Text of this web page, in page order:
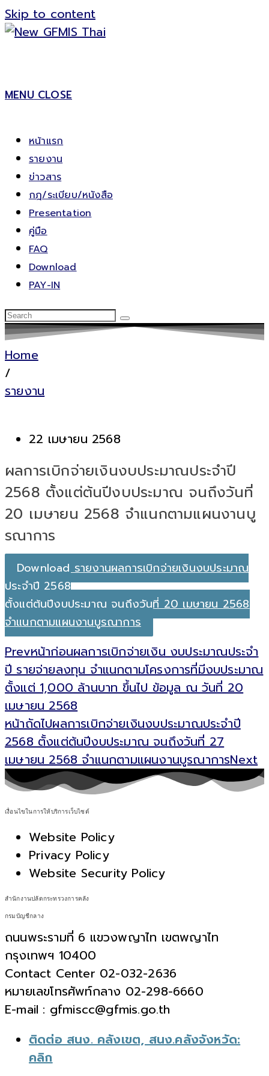
Skip to content
MENU CLOSE
หน้าแรก
รายงาน
ข่าวสาร
กฎ/ระเบียบ/หนังสือ
Presentation
คู่มือ
FAQ
Download
PAY-IN
Home
/
รายงาน
22 เมษายน 2568
ผลการเบิกจ่ายเงินงบประมาณประจำปี
2568 ตั้งแต่ต้นปีงบประมาณ จนถึงวันที่
20 เมษายน 2568 จำแนกตามแผนงานบู
รณาการ
Download รายงานผลการเบิกจ่ายเงินงบประมาณ
ประจำปี 2568
ตั้งแต่ต้นปีงบประมาณ จนถึงวันที่ 20 เมษายน 2568
จำแนกตามแผนงานบูรณาการ
Prevหน้าก่อนผลการเบิกจ่ายเงิน งบประมาณประจำ
ปี รายจ่ายลงทุน จำแนกตามโครงการที่มีงบประมาณ
ตั้งแต่ 1,000 ล้านบาท ขึ้นไป ข้อมูล ณ วันที่ 20
เมษายน 2568
หน้าถัดไปผลการเบิกจ่ายเงินงบประมาณประจำปี
2568 ตั้งแต่ต้นปีงบประมาณ จนถึงวันที่ 27
เมษายน 2568 จำแนกตามแผนงานบูรณาการNext
เงื่อนไขในการให้บริการเว็บไซต์
Website Policy
Privacy Policy
Website Security Policy
สำนักงานปลัดกระทรวงการคลัง
กรมบัญชีกลาง
ถนนพระรามที่ 6 แขวงพญาไท เขตพญาไท
กรุงเทพฯ 10400
Contact Center 02-032-2636
หมายเลขโทรศัพท์กลาง 02-298-6660
E-mail : gfmiscc@gfmis.go.th
ติดต่อ สนง. คลังเขต, สนง.คลังจังหวัด:
คลิก